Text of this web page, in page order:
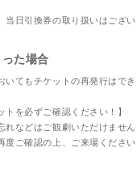
日引換券の取り扱いはござ
た場合
いてもチケットの再発行はで
トを必ずご確認ください！】
れなどはご観劇いただけませ
度ご確認の上、ご来場くださ